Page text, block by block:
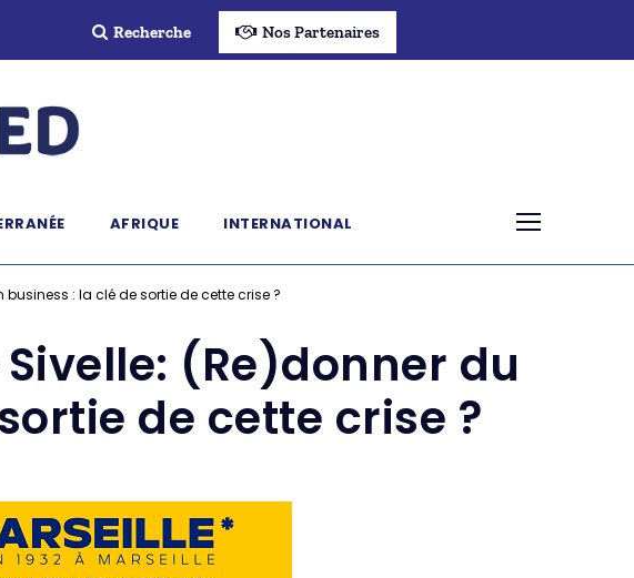
Recherche Nos Partenaires
AFRIQUE INTERNATIONAL
: la clé de sortie de cette crise ?
(Re)donner du
de cette crise ?